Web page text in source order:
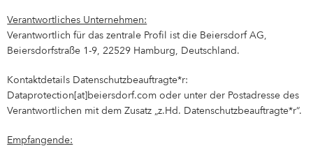
Verantwortliches Unternehmen:
Verantwortlich für das zentrale Profil ist die Beiersdorf AG,
Beiersdorfstraße 1-9, 22529 Hamburg, Deutschland.
Kontaktdetails Datenschutzbeauftragte*r:
Dataprotection[at]beiersdorf.com oder unter der Postadresse des
Verantwortlichen mit dem Zusatz „z.Hd. Datenschutzbeauftragte*r“.
Empfangende: